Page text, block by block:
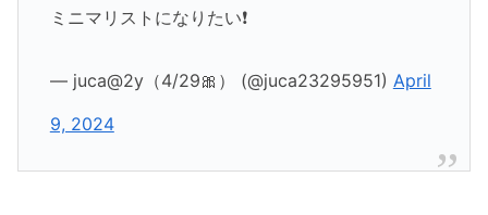
ミニマリストになりたい❗️
— juca@2y（4/29🎀） (@juca23295951) April
9, 2024